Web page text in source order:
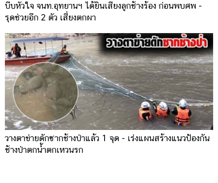
บีบหัวใจ จนท.อุทยานฯ ได้ยินเสียงลูกช้างร้อง ก่อนพบศพ -
รุดช่วยอีก 2 ตัว เสี่ยงตกผา
วางตาข่ายดักซากช้างป่าแล้ว 1 จุด - เร่งแผนสร้างแนวป้องกัน
ช้างป่าตกน้ำตกเหวนรก